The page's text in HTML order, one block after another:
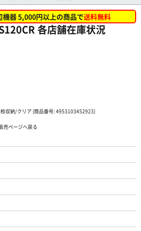
機器 5,000円以上の商品で送料無料
各店舗在庫状況
収納/クリア (商品番号: 4953103452923)
売ページへ戻る